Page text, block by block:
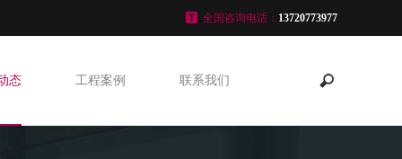
全国咨询电话： 13720773977
态 工程案例 联系我们